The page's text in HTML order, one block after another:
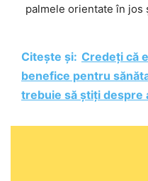
palmele orientate în jos
Citește și: Credeți că
benefice pentru
trebuie să știți despre